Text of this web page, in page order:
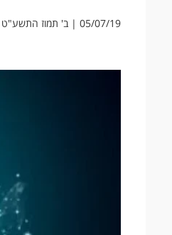
05/07/19 | ב' תמוז התשע"ט